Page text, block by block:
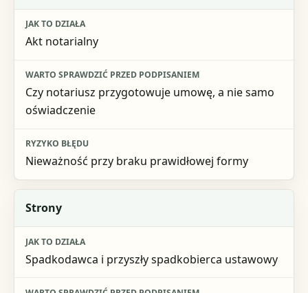
Akt notarialny
Czy notariusz przygotowuje umowę, a nie samo
oświadczenie
Nieważność przy braku prawidłowej formy
Strony
Spadkodawca i przyszły spadkobierca ustawowy